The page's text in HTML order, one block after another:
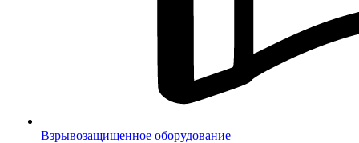
Взрывозащищенное оборудование